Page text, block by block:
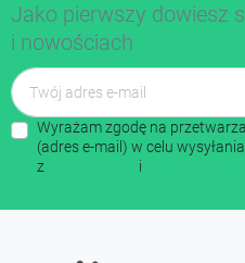
Jako pierwszy dowiesz
i nowościach
Wyrażam zgodę na
(adres e-mail) w celu
z
i